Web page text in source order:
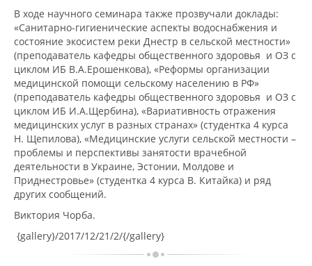
В ходе научного семинара также прозвучали доклады:
«Санитарно-гигиенические аспекты водоснабжения и
состояние экосистем реки Днестр в сельской местности»
(преподаватель кафедры общественного здоровья и ОЗ с
циклом ИБ В.А.Ерошенкова), «Реформы организации
медицинской помощи сельскому населению в РФ»
(преподаватель кафедры общественного здоровья и ОЗ с
циклом ИБ И.А.Щербина), «Вариативность отражения
медицинских услуг в разных странах» (студентка 4 курса
Н. Щепилова), «Медицинские услуги сельской местности –
проблемы и перспективы занятости врачебной
деятельности в Украине, Эстонии, Молдове и
Приднестровье» (студентка 4 курса В. Китайка) и ряд
других сообщений.
Виктория Чорба.
{gallery}/2017/12/21/2/{/gallery}